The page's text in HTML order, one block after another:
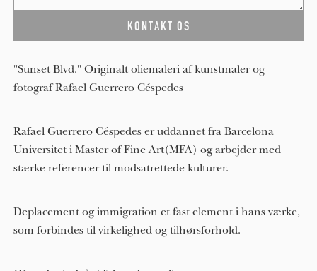
"Sunset Blvd." Originalt oliemaleri af kunstmaler og
fotograf Rafael Guerrero Céspedes
Rafael Guerrero Céspedes er uddannet fra Barcelona
Universitet i Master of Fine Art(MFA) og arbejder med
stærke referencer til modsatrettede kulturer.
Deplacement og immigration et fast element i hans værke,
som forbindes til virkelighed og tilhørsforhold.